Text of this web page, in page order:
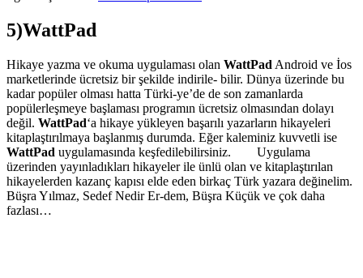
5)WattPad
Hikaye yazma ve okuma uygulaması olan WattPad Android ve İos
marketlerinde ücretsiz bir şekilde indirile- bilir. Dünya üzerinde bu
kadar popüler olması hatta Türki-ye’de de son zamanlarda
popülerleşmeye başlaması programın ücretsiz olmasından dolayı
değil. WattPad‘a hikaye yükleyen başarılı yazarların hikayeleri
kitaplaştırılmaya başlanmış durumda. Eğer kaleminiz kuvvetli ise
WattPad uygulamasında keşfedilebilirsiniz. Uygulama
üzerinden yayınladıkları hikayeler ile ünlü olan ve kitaplaştırılan
hikayelerden kazanç kapısı elde eden birkaç Türk yazara değinelim.
Büşra Yılmaz, Sedef Nedir Er-dem, Büşra Küçük ve çok daha
fazlası…